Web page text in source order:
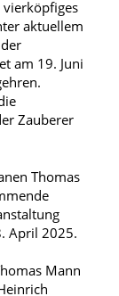
vierköpfiges
aktuellem
am 19. Juni
Zauberer
Thomas
April 2025.
Mann